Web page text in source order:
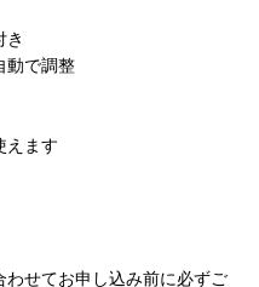
き
動で調整
えます
わせてお申し込み前に必ずご